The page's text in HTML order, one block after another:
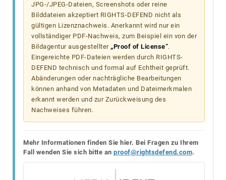
JPG-/JPEG-Dateien, Screenshots oder reine
Bilddateien akzeptiert RIGHTS-DEFEND nicht als
gültigen Lizenznachweis. Anerkannt wird nur ein
vollständiger PDF-Nachweis, zum Beispiel ein von der
Bildagentur ausgestellter „Proof of License“.
Eingereichte PDF-Dateien werden durch RIGHTS-
DEFEND technisch und formal auf Echtheit geprüft.
Abänderungen oder nachträgliche Bearbeitungen
können anhand von Metadaten und Dateimerkmalen
erkannt werden und zur Zurückweisung des
Nachweises führen.
Mehr Informationen finden Sie hier. Bei Fragen zu Ihrem
Fall wenden Sie sich bitte an proof@rightsdefend.com.